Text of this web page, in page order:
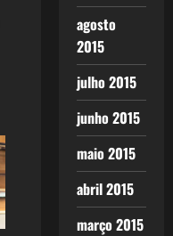
agosto
2015
julho 2015
junho 2015
maio 2015
abril 2015
março 2015